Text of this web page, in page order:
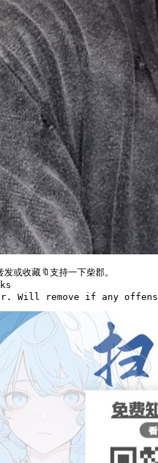
或收藏🔖支持一下柴郡。
Will remove if any